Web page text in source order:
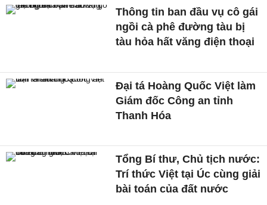
Thông tin ban đầu vụ cô gái
ngồi cà phê đường tàu bị
tàu hỏa hất văng điện thoại
Đại tá Hoàng Quốc Việt làm
Giám đốc Công an tỉnh
Thanh Hóa
Tổng Bí thư, Chủ tịch nước:
Trí thức Việt tại Úc cùng giải
bài toán của đất nước